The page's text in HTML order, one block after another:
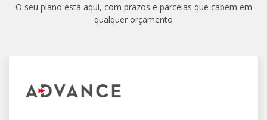
O seu plano está aqui, com prazos e parcelas que cabem em
qualquer orçamento